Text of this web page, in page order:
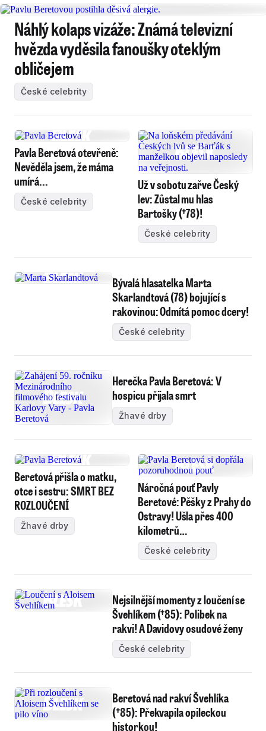
Náhlý kolaps vizáže: Známá televizní
hvězda vyděsila fanoušky oteklým
obličejem
České celebrity
Pavla Beretová otevřeně:
Nevěděla jsem, že máma
umírá...
České celebrity
Už v sobotu zařve Český
lev: Zůstal mu hlas
Bartošky (†78)!
České celebrity
Bývalá hlasatelka Marta
Skarlandtová (78) bojující s
rakovinou: Odmítá pomoc dcery!
České celebrity
Herečka Pavla Beretová: V
hospicu přijala smrt
Žhavé drby
Beretová přišla o matku,
otce i sestru: SMRT BEZ
ROZLOUČENÍ
Žhavé drby
Náročná pouť Pavly
Beretové: Pěšky z Prahy do
Ostravy! Ušla přes 400
kilometrů…
České celebrity
Nejsilnější momenty z loučení se
Švehlíkem (†85): Polibek na
rakvi! A Davidovy osudové ženy
České celebrity
Beretová nad rakví Švehlíka
(†85): Překvapila opileckou
historkou!